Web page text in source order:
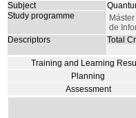
Subject
Study programme
de
Descriptors
Total
Training and Learning
Planning
Assessment